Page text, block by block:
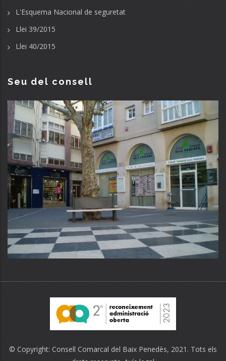
L'Esquema Nacional de seguretat
Llei 39/2015
Llei 40/2015
Seu del consell
© Copyright: Consell Comarcal del Baix Penedès, 2021. Tots els